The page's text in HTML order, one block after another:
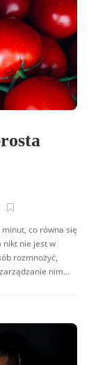
co równa się
nikt nie jest w
rozmnożyć,
nim...